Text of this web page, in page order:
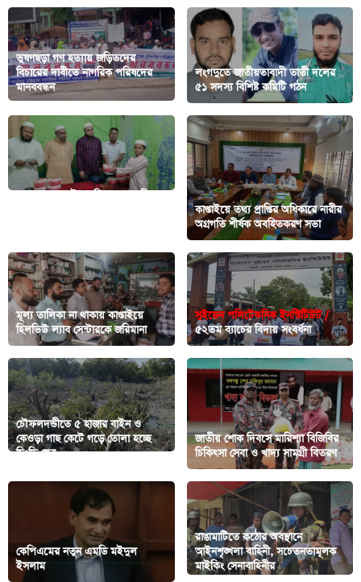
ভুষণছড়া গণ হত্যায় জড়িতদের
বিচারের দাবীতে নাগরিক পরিষদের
মানববন্ধন
‎লংগদুতে জাতীয়তাবাদী তাতী দলের
৫১ সদস্য বিশিষ্ট কমিটি গঠন
কাপ্তাইয়ে তথ্য প্রাপ্তির অধিকারে নারীর
অগ্রগতি শীর্ষক অবহিতকরণ সভা
মূল্য তালিকা না থাকায় কাপ্তাইয়ে
হিলভিউ ল্যাব সেন্টারকে জরিমানা
সুইডেন পলিটেকনিক ইনস্টিটিউট /
৫২তম ব্যাচের বিদায় সংবর্ধনা
চৌফলদন্ডীতে ৫ হাজার বাইন ও
কেওড়া গাছ কেটে গড়ে তোলা হচ্ছে
চিংড়ি ঘের
জাতীয় শোক দিবসে মারিশ্যা বিজিবির
চিকিৎসা সেবা ও খাদ্য সামগ্রী বিতরণ
কেপিএমের নতুন এমডি মইদুল
ইসলাম
রাঙামাটিতে কঠোর অবস্থানে
আইনশৃঙ্খলা বাহিনী, সচেতনতামূলক
মাইকিং সেনাবাহিনীর